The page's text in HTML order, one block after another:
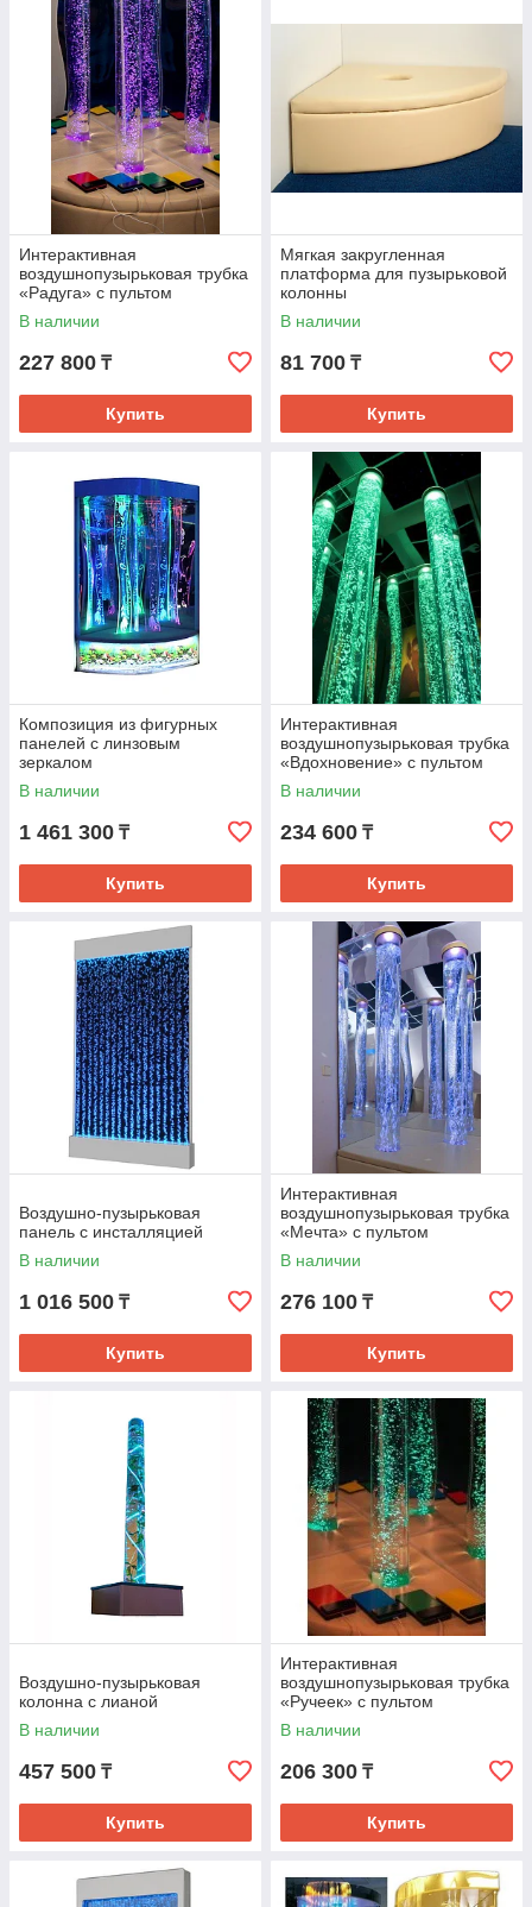
Интерактивная
воздушнопузырьковая трубка
«Радуга» с пультом
управления
В наличии
227 800 ₸
Купить
Мягкая закругленная
платформа для пузырьковой
колонны
В наличии
81 700 ₸
Купить
Композиция из фигурных
панелей с линзовым
зеркалом
В наличии
1 461 300 ₸
Купить
Интерактивная
воздушнопузырьковая трубка
«Вдохновение» с пультом
управления
В наличии
234 600 ₸
Купить
Воздушно-пузырьковая
панель с инсталляцией
В наличии
1 016 500 ₸
Купить
Интерактивная
воздушнопузырьковая трубка
«Мечта» с пультом
управления
В наличии
276 100 ₸
Купить
Воздушно-пузырьковая
колонна с лианой
В наличии
457 500 ₸
Купить
Интерактивная
воздушнопузырьковая трубка
«Ручеек» с пультом
управления
В наличии
206 300 ₸
Купить